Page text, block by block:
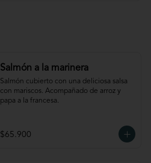
Salmón a la marinera
Salmón cubierto con una deliciosa salsa
con mariscos. Acompañado de arroz y
papa a la francesa.
$65.900